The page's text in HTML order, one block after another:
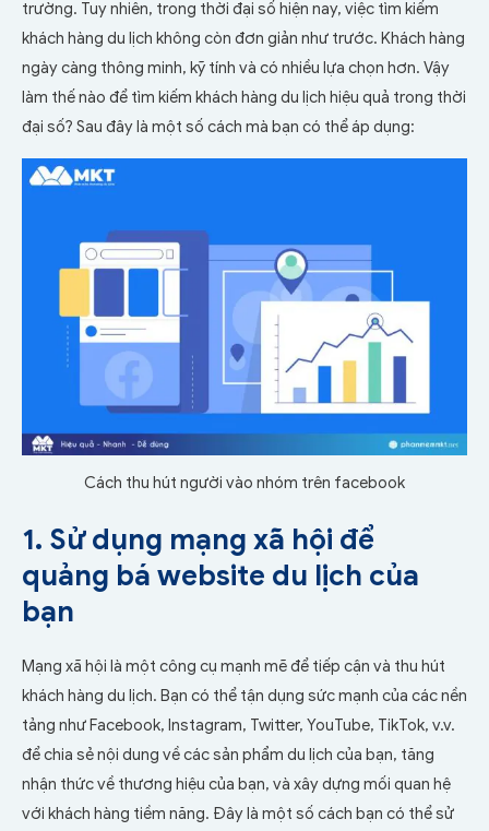
trường. Tuy nhiên, trong thời đại số hiện nay, việc tìm kiếm
khách hàng du lịch không còn đơn giản như trước. Khách hàng
ngày càng thông minh, kỹ tính và có nhiều lựa chọn hơn. Vậy
làm thế nào để tìm kiếm khách hàng du lịch hiệu quả trong thời
đại số? Sau đây là một số cách mà bạn có thể áp dụng:
Cách thu hút người vào nhóm trên facebook
1. Sử dụng mạng xã hội để
quảng bá website du lịch của
bạn
Mạng xã hội là một công cụ mạnh mẽ để tiếp cận và thu hút
khách hàng du lịch. Bạn có thể tận dụng sức mạnh của các nền
tảng như Facebook, Instagram, Twitter, YouTube, TikTok, v.v.
để chia sẻ nội dung về các sản phẩm du lịch của bạn, tăng
nhận thức về thương hiệu của bạn, và xây dựng mối quan hệ
với khách hàng tiềm năng. Đây là một số cách bạn có thể sử